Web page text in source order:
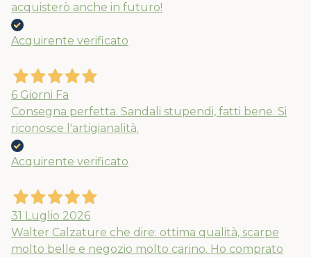
acquisterò anche in futuro!
Acquirente verificato
6 Giorni Fa
Consegna perfetta. Sandali stupendi, fatti bene. Si
riconosce l'artigianalità.
Acquirente verificato
31 Luglio 2026
Walter Calzature che dire: ottima qualità, scarpe
molto belle e negozio molto carino. Ho comprato